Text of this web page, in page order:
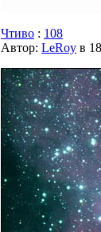
Чтиво : 108
Автор: LeRoy в